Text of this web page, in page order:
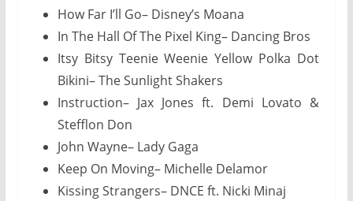
How Far I’ll Go– Disney’s Moana
In The Hall Of The Pixel King– Dancing Bros
Itsy Bitsy Teenie Weenie Yellow Polka Dot
Bikini– The Sunlight Shakers
Instruction– Jax Jones ft. Demi Lovato &
Stefflon Don
John Wayne– Lady Gaga
Keep On Moving– Michelle Delamor
Kissing Strangers– DNCE ft. Nicki Minaj